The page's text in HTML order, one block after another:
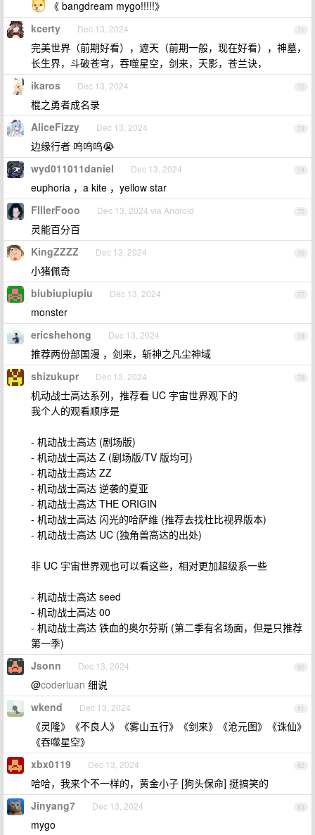
《 bangdream mygo!!!!!》
71
kcerty Dec 13, 2024
完美世界（前期好看），遮天（前期一般，现在好看），神墓，
长生界，斗破苍穹，吞噬星空，剑来，天影，苍兰诀，
72
ikaros Dec 13, 2024
棍之勇者成名录
73
AliceFizzy Dec 13, 2024
边缘行者 呜呜呜😭
74
wyd011011daniel Dec 13, 2024
euphoria ，a kite ，yellow star
75
FIllerFooo Dec 13, 2024 via Android
灵能百分百
76
KingZZZZ Dec 13, 2024
小猪佩奇
77
biubiupiupiu Dec 13, 2024
monster
78
ericshehong Dec 13, 2024
推荐两份部国漫 ，剑来，斩神之凡尘神域
79
shizukupr Dec 13, 2024
机动战士高达系列，推荐看 UC 宇宙世界观下的
我个人的观看顺序是
- 机动战士高达 (剧场版)
- 机动战士高达 Z (剧场版/TV 版均可)
- 机动战士高达 ZZ
- 机动战士高达 逆袭的夏亚
- 机动战士高达 THE ORIGIN
- 机动战士高达 闪光的哈萨维 (推荐去找杜比视界版本)
- 机动战士高达 UC (独角兽高达的出处)
非 UC 宇宙世界观也可以看这些，相对更加超级系一些
- 机动战士高达 seed
- 机动战士高达 00
- 机动战士高达 铁血的奥尔芬斯 (第二季有名场面，但是只推荐
第一季)
80
Jsonn Dec 13, 2024
@coderluan 细说
81
wkend Dec 13, 2024
《灵隆》《不良人》《雾山五行》《剑来》《沧元图》《诛仙》
《吞噬星空》
82
xbx0119 Dec 13, 2024
哈哈，我来个不一样的，黄金小子 [狗头保命] 挺搞笑的
83
Jinyang7 Dec 13, 2024
mygo